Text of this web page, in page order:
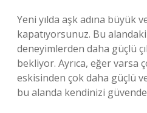
Yeni yılda aşk adına büyük
kapatıyorsunuz. Bu
deneyimlerden daha güçlü
bekliyor. Ayrıca, eğer varsa
eskisinden çok daha güçlü
bu alanda kendinizi